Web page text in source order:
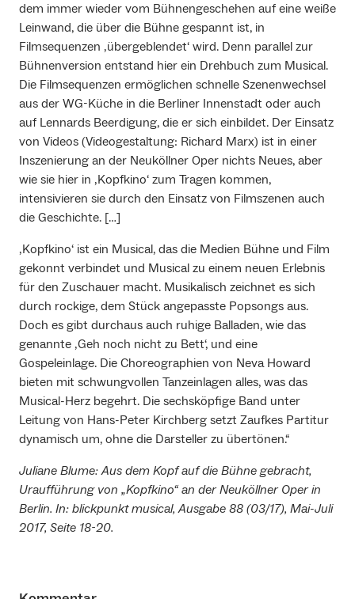
dem immer wieder vom Bühnengeschehen auf eine weiße
Leinwand, die über die Bühne gespannt ist, in
Filmsequenzen ‚übergeblendet‘ wird. Denn parallel zur
Bühnenversion entstand hier ein Drehbuch zum Musical.
Die Filmsequenzen ermöglichen schnelle Szenenwechsel
aus der WG-Küche in die Berliner Innenstadt oder auch
auf Lennards Beerdigung, die er sich einbildet. Der Einsatz
von Videos (Videogestaltung: Richard Marx) ist in einer
Inszenierung an der Neuköllner Oper nichts Neues, aber
wie sie hier in ‚Kopfkino‘ zum Tragen kommen,
intensivieren sie durch den Einsatz von Filmszenen auch
die Geschichte. […]
‚Kopfkino‘ ist ein Musical, das die Medien Bühne und Film
gekonnt verbindet und Musical zu einem neuen Erlebnis
für den Zuschauer macht. Musikalisch zeichnet es sich
durch rockige, dem Stück angepasste Popsongs aus.
Doch es gibt durchaus auch ruhige Balladen, wie das
genannte ‚Geh noch nicht zu Bett‘, und eine
Gospeleinlage. Die Choreographien von Neva Howard
bieten mit schwungvollen Tanzeinlagen alles, was das
Musical-Herz begehrt. Die sechsköpfige Band unter
Leitung von Hans-Peter Kirchberg setzt Zaufkes Partitur
dynamisch um, ohne die Darsteller zu übertönen.“
Juliane Blume: Aus dem Kopf auf die Bühne gebracht,
Uraufführung von „Kopfkino“ an der Neuköllner Oper in
Berlin. In: blickpunkt musical, Ausgabe 88 (03/17), Mai-Juli
2017, Seite 18-20.